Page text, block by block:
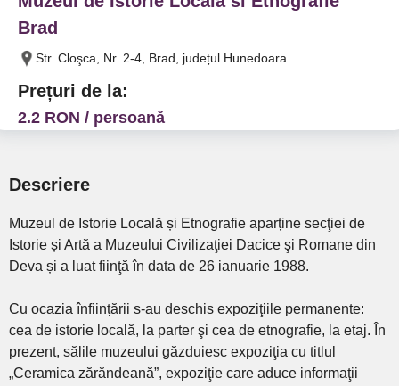
Brad
Str. Cloşca, Nr. 2-4, Brad, județul Hunedoara
Prețuri de la:
2.2 RON / persoană
Descriere
Muzeul de Istorie Locală și Etnografie aparține secţiei de
Istorie și Artă a Muzeului Civilizaţiei Dacice şi Romane din
Deva și a luat fiinţă în data de 26 ianuarie 1988.
Cu ocazia înființării s-au deschis expoziţiile permanente:
cea de istorie locală, la parter şi cea de etnografie, la etaj. În
prezent, sălile muzeului găzduiesc expoziţia cu titlul
„Ceramica zărăndeană”, expoziţie care aduce informaţii